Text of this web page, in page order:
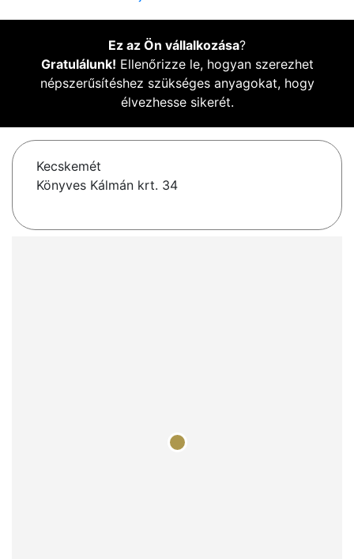
Ez az Ön vállalkozása?
Gratulálunk! Ellenőrizze le, hogyan szerezhet
népszerűsítéshez szükséges anyagokat, hogy
élvezhesse sikerét.
Kecskemét
Könyves Kálmán krt. 34